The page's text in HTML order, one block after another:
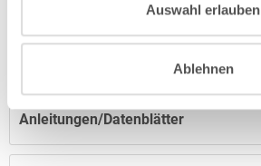
Auswahl erlauben
Ablehnen
Anleitungen/Datenblätter